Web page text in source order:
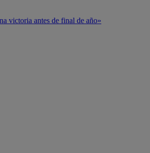
victoria antes de final de año»